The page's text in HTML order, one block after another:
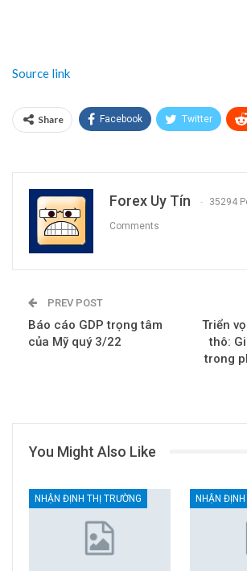
Source link
Share Facebook Twitter
Forex Uy Tín 35294
Comments
PREV POST
Báo cáo GDP trọng tâm
của Mỹ quý 3/22
Triển
thô:
trong
You Might Also Like
NHẬN ĐỊNH THỊ TRƯỜNG NHẬN